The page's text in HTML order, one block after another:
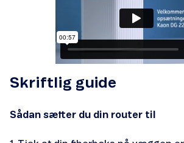
Se abonnementer og priser
Skriftlig guide
Sådan sætter du din router til